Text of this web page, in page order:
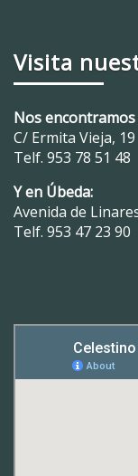
Visita
Nos encontramos
C/ Ermita Vieja, 19
Telf. 953 78 51 48
Y en Úbeda:
Avenida de
Telf. 953 47 23 90